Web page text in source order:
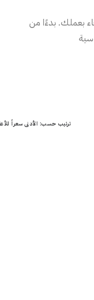
بعملك. بدءًا من
ترتيب حسب: الأدنى سعراً